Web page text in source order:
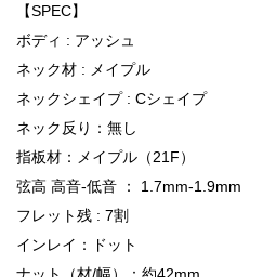
【SPEC】
ボディ : アッシュ
ネック材 : メイプル
ネックシェイプ : Cシェイプ
ネック反り：無し
指板材：メイプル（21F）
弦高 高音-低音 ： 1.7mm-1.9mm
フレット残 : 7割
インレイ：ドット
ナット（材/幅）：約42mm